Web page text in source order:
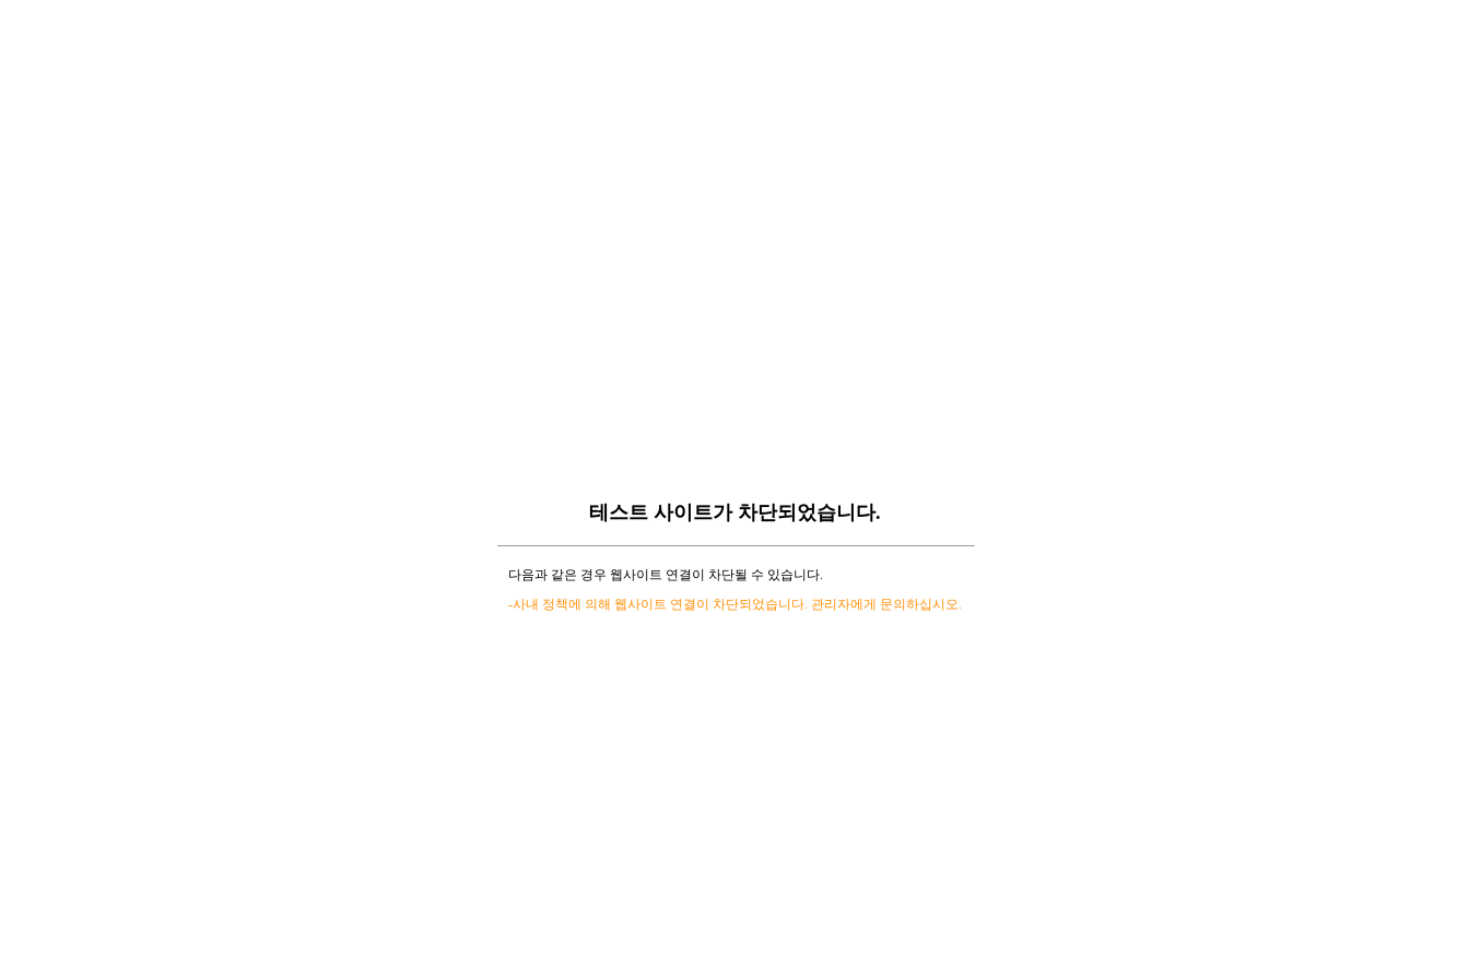
테스트 사이트가 차단되었습니다.
다음과 같은 경우 웹사이트 연결이 차단될 수 있습니다.
-사내 정책에 의해 웹사이트 연결이 차단되었습니다. 관리자에게 문의하십시오.